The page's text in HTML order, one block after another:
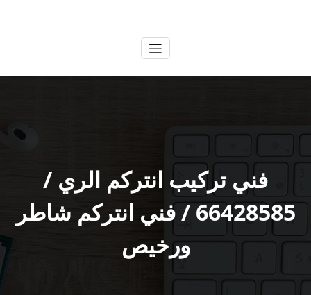
فني تركيب انتركم الري /
66428585 / فني انتركم شاطر
ورخيص